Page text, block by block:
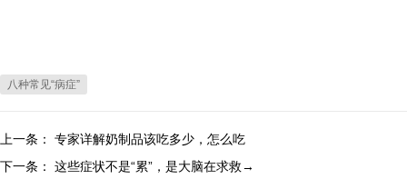
八种常见“病症”
上一条： 专家详解奶制品该吃多少，怎么吃
下一条： 这些症状不是“累”，是大脑在求救→